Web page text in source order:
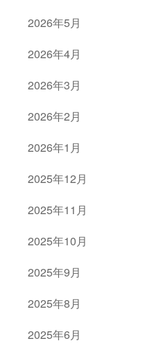
2026年5月
2026年4月
2026年3月
2026年2月
2026年1月
2025年12月
2025年11月
2025年10月
2025年9月
2025年8月
2025年6月